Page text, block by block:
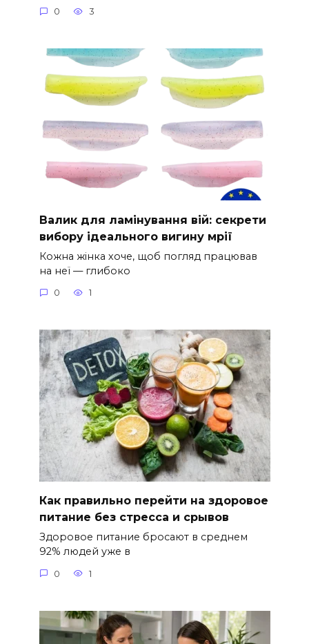
0 3
Валик для ламінування вій: секрети
вибору ідеального вигину мрії
Кожна жінка хоче, щоб погляд працював
на неї — глибоко
0 1
Как правильно перейти на здоровое
питание без стресса и срывов
Здоровое питание бросают в среднем
92% людей уже в
0 1